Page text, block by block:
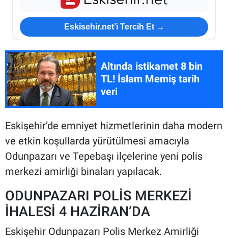
Eskisehir.net’i Tercih Et →
Altında istikamet 8 bin
TL! İslam Memiş tarih
veri
Eskişehir’de emniyet hizmetlerinin daha modern
ve etkin koşullarda yürütülmesi amacıyla
Odunpazarı ve Tepebaşı ilçelerine yeni polis
merkezi amirliği binaları yapılacak.
ODUNPAZARI POLİS MERKEZİ
İHALESİ 4 HAZİRAN’DA
Eskişehir Odunpazarı Polis Merkez Amirliği